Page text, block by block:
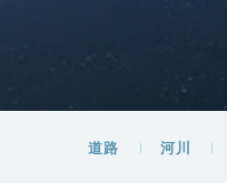
道路 河川